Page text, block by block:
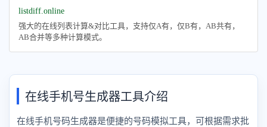
listdiff.online
强大的在线列表计算&对比工具，支持仅A有，仅B有，AB共有，
AB合并等多种计算模式。
在线手机号生成器工具介绍
在线手机号码生成器是便捷的号码模拟工具，可根据需求批